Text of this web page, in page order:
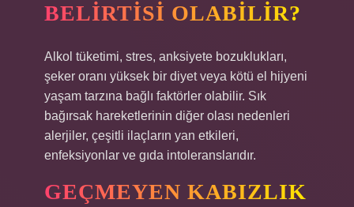
BELIRTISI OLABILIR?
Alkol tüketimi, stres, anksiyete bozuklukları,
şeker oranı yüksek bir diyet veya kötü el hijyeni
yaşam tarzına bağlı faktörler olabilir. Sık
bağırsak hareketlerinin diğer olası nedenleri
alerjiler, çeşitli ilaçların yan etkileri,
enfeksiyonlar ve gıda intoleranslarıdır.
GEÇMEYEN KABIZLIK